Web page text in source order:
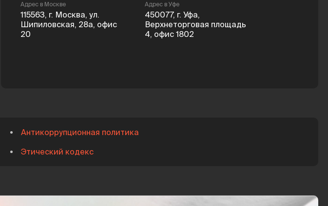
Адрес в Москве
115563, г. Москва, ул.
Шипиловская, 28а, офис
20
Адрес в Уфе
450077, г. Уфа,
Верхнеторговая площадь
4, офис 1802
Антикоррупционная политика
Этический кодекс